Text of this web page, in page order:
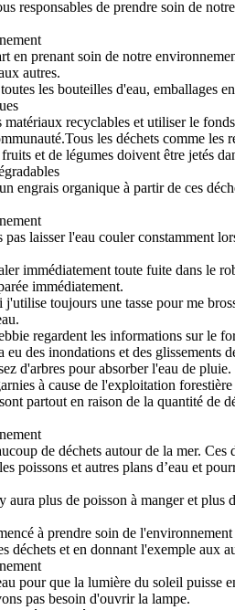
responsables de prendre soin de notre
en prenant soin de notre
autres.
les bouteilles d'eau, emballages en
recyclables et utiliser le
Tous les déchets comme les
et de légumes doivent être jetés
engrais organique à partir de ces
laisser l'eau couler constamment
immédiatement toute fuite dans le
immédiatement.
toujours une tasse pour me
regardent les informations sur le
des inondations et des glissements
d'arbres pour absorber l'eau de pluie.
à cause de l'exploitation forestière
partout en raison de la quantité de
de déchets autour de la mer. Ces
poissons et autres plans d’eau et
aura plus de poisson à manger et plus
à prendre soin de l'environnement
déchets et en donnant l'exemple aux
pour que la lumière du soleil puisse
pas besoin d'ouvrir la lampe.